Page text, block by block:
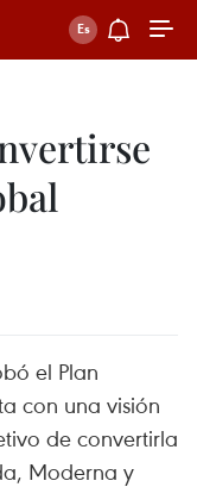
el Plan
con una visión
de convertirla
Moderna y